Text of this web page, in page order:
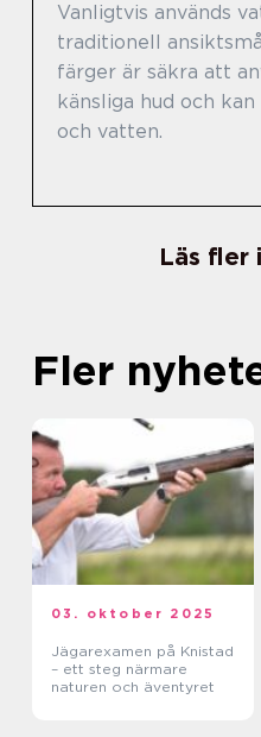
Vanligtvis används
traditionell
färger är säkra att
känsliga hud och
och vatten.
Läs fler
Fler
03. oktober 2025
Jägarexamen på Knistad
– ett steg närmare
naturen och äventyret